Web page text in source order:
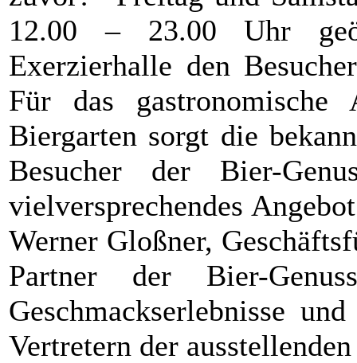
12.00 – 23.00 Uhr
Exerzierhalle den
Für das
Biergarten sorgt die
Besucher der Bier-
vielversprechendes
Werner Gloßner,
Partner der Bier-
Geschmackserlebnisse
Vertretern der